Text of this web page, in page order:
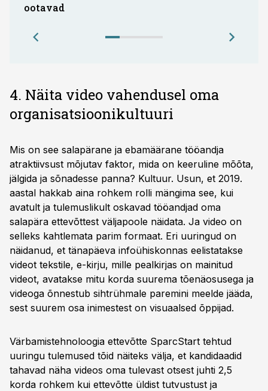
ootavad
4. Näita video vahendusel oma
organisatsioonikultuuri
Mis on see salapärane ja ebamäärane tööandja
atraktiivsust mõjutav faktor, mida on keeruline mõõta,
jälgida ja sõnadesse panna? Kultuur. Usun, et 2019.
aastal hakkab aina rohkem rolli mängima see, kui
avatult ja tulemuslikult oskavad tööandjad oma
salapära ettevõttest väljapoole näidata. Ja video on
selleks kahtlemata parim formaat. Eri uuringud on
näidanud, et tänapäeva infoühiskonnas eelistatakse
videot tekstile, e-kirju, mille pealkirjas on mainitud
videot, avatakse mitu korda suurema tõenäosusega ja
videoga õnnestub sihtrühmale paremini meelde jääda,
sest suurem osa inimestest on visuaalsed õppijad.
Värbamistehnoloogia ettevõtte SparcStart tehtud
uuringu tulemused tõid näiteks välja, et kandidaadid
tahavad näha videos oma tulevast otsest juhti 2,5
korda rohkem kui ettevõtte üldist tutvustust ja